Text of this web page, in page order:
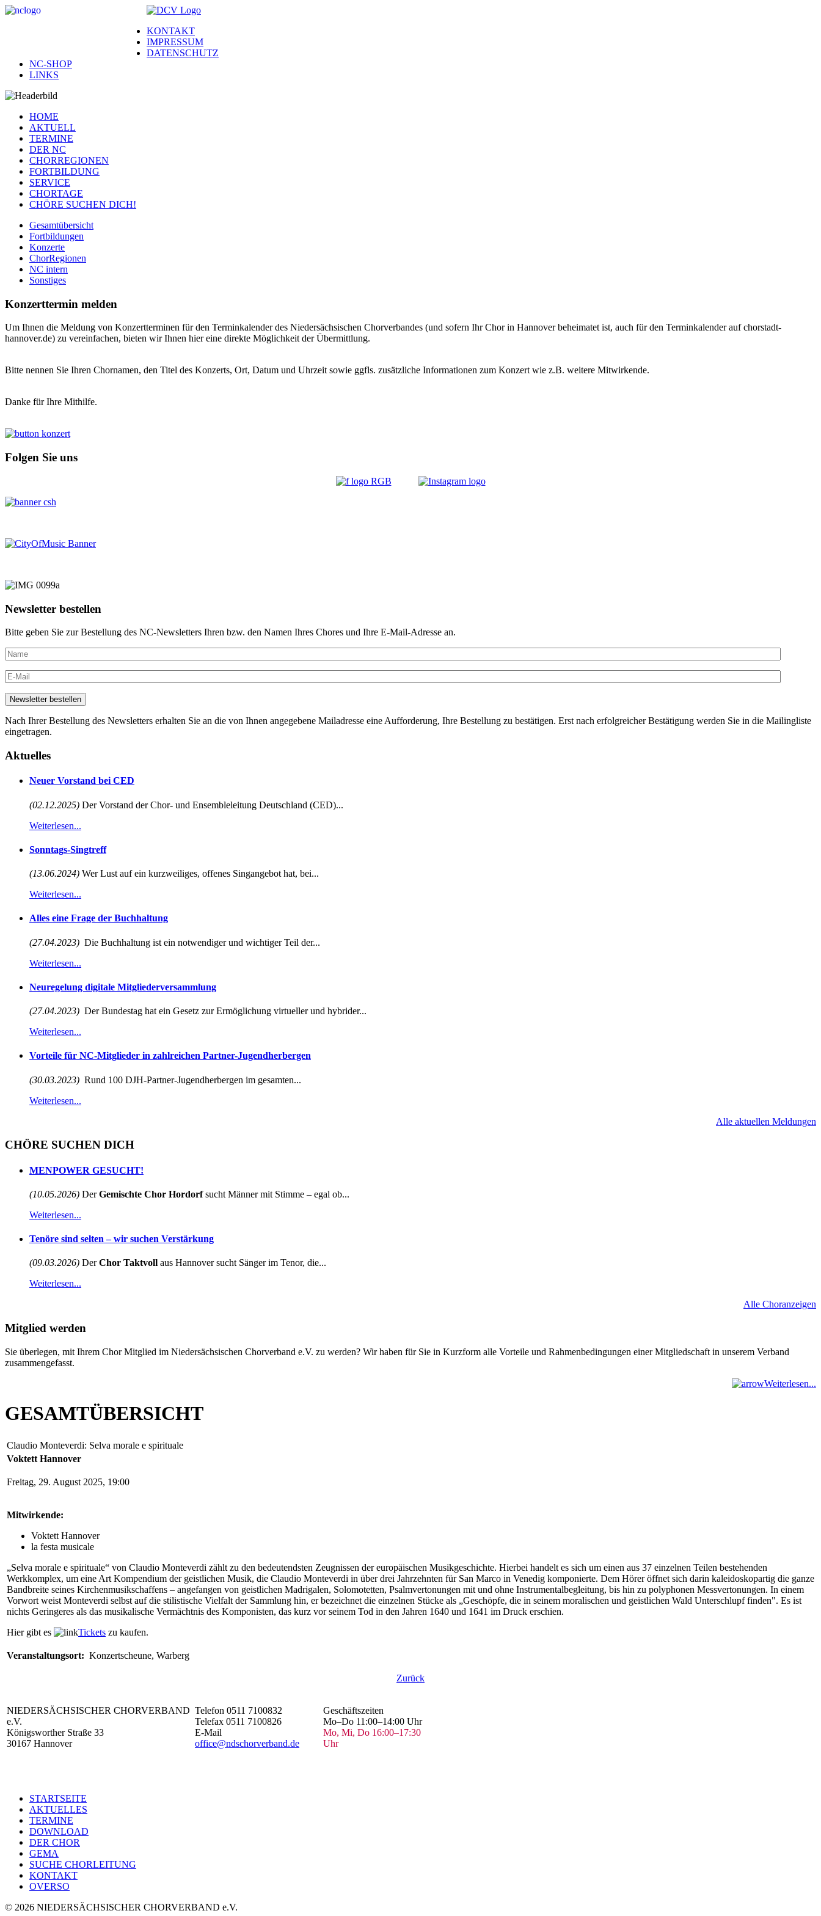
KONTAKT
IMPRESSUM
DATENSCHUTZ
NC-SHOP
LINKS
HOME
AKTUELL
TERMINE
DER NC
CHORREGIONEN
FORTBILDUNG
SERVICE
CHORTAGE
CHÖRE SUCHEN DICH!
Gesamtübersicht
Fortbildungen
Konzerte
ChorRegionen
NC intern
Sonstiges
Konzerttermin melden
Um Ihnen die Meldung von Konzertterminen für den Terminkalender des Niedersächsischen Chorverbandes (und sofern Ihr Chor in Hannover beheimatet ist, auch für den Terminkalender auf chorstadt-
hannover.de) zu vereinfachen, bieten wir Ihnen hier eine direkte Möglichkeit der Übermittlung.
Bitte nennen Sie Ihren Chornamen, den Titel des Konzerts, Ort, Datum und Uhrzeit sowie ggfls. zusätzliche Informationen zum Konzert wie z.B. weitere Mitwirkende.
Danke für Ihre Mithilfe.
Folgen Sie uns
Newsletter bestellen
Bitte geben Sie zur Bestellung des NC-Newsletters Ihren bzw. den Namen Ihres Chores und Ihre E-Mail-Adresse an.
Nach Ihrer Bestellung des Newsletters erhalten Sie an die von Ihnen angegebene Mailadresse eine Aufforderung, Ihre Bestellung zu bestätigen. Erst nach erfolgreicher Bestätigung werden Sie in die Mailingliste
eingetragen.
Aktuelles
Neuer Vorstand bei CED
(02.12.2025) Der Vorstand der Chor- und Ensembleleitung Deutschland (CED)...
Weiterlesen...
Sonntags-Singtreff
(13.06.2024) Wer Lust auf ein kurzweiliges, offenes Singangebot hat, bei...
Weiterlesen...
Alles eine Frage der Buchhaltung
(27.04.2023) Die Buchhaltung ist ein notwendiger und wichtiger Teil der...
Weiterlesen...
Neuregelung digitale Mitgliederversammlung
(27.04.2023) Der Bundestag hat ein Gesetz zur Ermöglichung virtueller und hybrider...
Weiterlesen...
Vorteile für NC-Mitglieder in zahlreichen Partner-Jugendherbergen
(30.03.2023) Rund 100 DJH-Partner-Jugendherbergen im gesamten...
Weiterlesen...
Alle aktuellen Meldungen
CHÖRE SUCHEN DICH
MENPOWER GESUCHT!
(10.05.2026) DerGemischte Chor Hordorfsucht Männer mit Stimme – egal ob...
Weiterlesen...
Tenöre sind selten – wir suchen Verstärkung
(09.03.2026) DerChor Taktvoll aus Hannover sucht Sänger im Tenor, die...
Weiterlesen...
Alle Choranzeigen
Mitglied werden
Sie überlegen, mit Ihrem Chor Mitglied im Niedersächsischen Chorverband e.V. zu werden? Wir haben für Sie in Kurzform alle Vorteile und Rahmenbedingungen einer Mitgliedschaft in unserem Verband
zusammengefasst.
Weiterlesen...
GESAMTÜBERSICHT
Claudio Monteverdi: Selva morale e spirituale
Voktett Hannover
Freitag, 29. August 2025, 19:00
Mitwirkende:
Voktett Hannover
la festa musicale
„Selva morale e spirituale“ von Claudio Monteverdi zählt zu den bedeutendsten Zeugnissen der europäischen Musikgeschichte. Hierbei handelt es sich um einen aus 37 einzelnen Teilen bestehenden
Werkkomplex, um eine Art Kompendium der geistlichen Musik, die Claudio Monteverdi in über drei Jahrzehnten für San Marco in Venedig komponierte. Dem Hörer öffnet sich darin kaleidoskopartig die ganze
Bandbreite seines Kirchenmusikschaffens – angefangen von geistlichen Madrigalen, Solomotetten, Psalmvertonungen mit und ohne Instrumentalbegleitung, bis hin zu polyphonen Messvertonungen. In einem
Vorwort weist Monteverdi selbst auf die stilistische Vielfalt der Sammlung hin, er bezeichnet die einzelnen Stücke als „Geschöpfe, die in seinem moralischen und geistlichen Wald Unterschlupf finden". Es ist
nichts Geringeres als das musikalische Vermächtnis des Komponisten, das kurz vor seinem Tod in den Jahren 1640 und 1641 im Druck erschien.
Hier gibt es
Tickets zu kaufen.
Veranstaltungsort: Konzertscheune, Warberg
Zurück
NIEDERSÄCHSISCHER CHORVERBAND
e.V.
Königsworther Straße 33
30167 Hannover
Telefon 0511 7100832
Telefax 0511 7100826
E-Mail
office@ndschorverband.de
Geschäftszeiten
Mo–Do 11:00–14:00 Uhr
Mo, Mi, Do 16:00–17:30
Uhr
STARTSEITE
AKTUELLES
TERMINE
DOWNLOAD
DER CHOR
GEMA
SUCHE CHORLEITUNG
KONTAKT
OVERSO
© 2026 NIEDERSÄCHSISCHER CHORVERBAND e.V.